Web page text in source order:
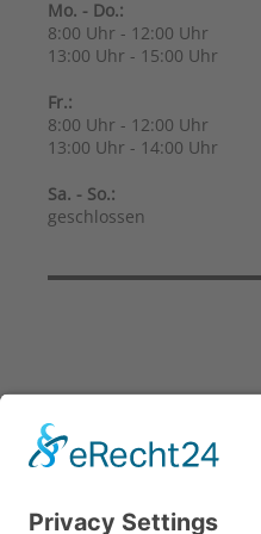
Mo. - Do.:
8:00 Uhr - 12:00 Uhr
13:00 Uhr - 15:00 Uhr
Fr.:
8:00 Uhr - 12:00 Uhr
13:00 Uhr - 14:00 Uhr
Sa. - So.:
geschlossen